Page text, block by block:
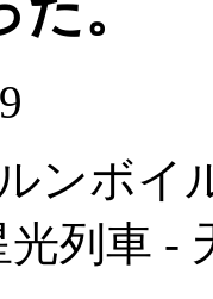
ンボイ
列車 -